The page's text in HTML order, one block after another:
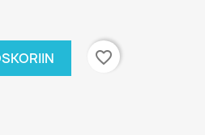
favorite_border